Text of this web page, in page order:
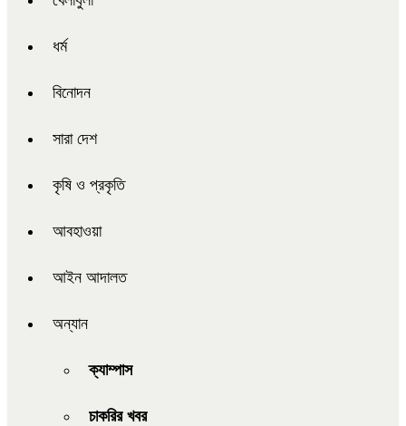
ধর্ম
বিনোদন
সারা দেশ
কৃষি ও প্রকৃতি
আবহাওয়া
আইন আদালত
অন্যান
ক্যাম্পাস
চাকরির খবর